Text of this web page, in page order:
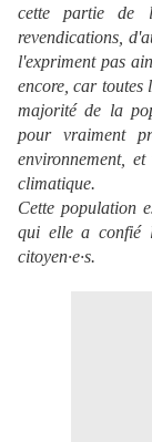
cette partie de
revendications,
l'expriment pas
encore, car toutes
majorité de la
pour vraiment
environnement,
climatique.
Cette population
qui elle a confié
citoyen·e·s.